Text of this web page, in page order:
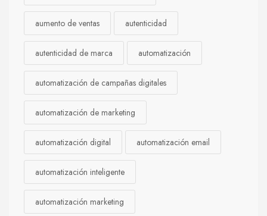
aumento de ventas autenticidad
autenticidad de marca automatización
automatización de campañas digitales
automatización de marketing
automatización digital automatización email
automatización inteligente
automatización marketing